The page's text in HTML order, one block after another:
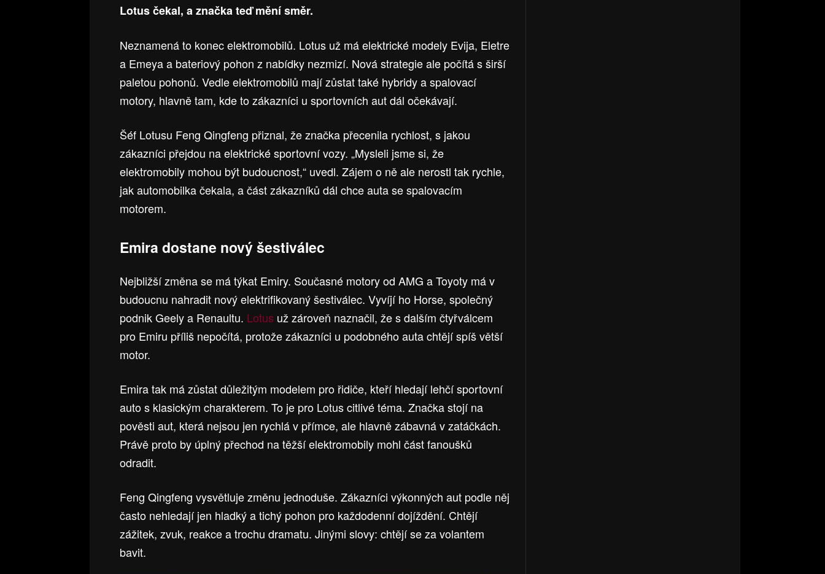
Lotus čekal, a značka teď mění směr.
Neznamená to konec elektromobilů. Lotus už má elektrické modely Evija, Eletre
a Emeya a bateriový pohon z nabídky nezmizí. Nová strategie ale počítá s širší
paletou pohonů. Vedle elektromobilů mají zůstat také hybridy a spalovací
motory, hlavně tam, kde to zákazníci u sportovních aut dál očekávají.
Šéf Lotusu Feng Qingfeng přiznal, že značka přecenila rychlost, s jakou
zákazníci přejdou na elektrické sportovní vozy. „Mysleli jsme si, že
elektromobily mohou být budoucnost,“ uvedl. Zájem o ně ale nerostl tak rychle,
jak automobilka čekala, a část zákazníků dál chce auta se spalovacím
motorem.
Emira dostane nový šestiválec
Nejbližší změna se má týkat Emiry. Současné motory od AMG a Toyoty má v
budoucnu nahradit nový elektrifikovaný šestiválec. Vyvíjí ho Horse, společný
podnik Geely a Renaultu. Lotus už zároveň naznačil, že s dalším čtyřválcem
pro Emiru příliš nepočítá, protože zákazníci u podobného auta chtějí spíš větší
motor.
Emira tak má zůstat důležitým modelem pro řidiče, kteří hledají lehčí sportovní
auto s klasickým charakterem. To je pro Lotus citlivé téma. Značka stojí na
pověsti aut, která nejsou jen rychlá v přímce, ale hlavně zábavná v zatáčkách.
Právě proto by úplný přechod na těžší elektromobily mohl část fanoušků
odradit.
Feng Qingfeng vysvětluje změnu jednoduše. Zákazníci výkonných aut podle něj
často nehledají jen hladký a tichý pohon pro každodenní dojíždění. Chtějí
zážitek, zvuk, reakce a trochu dramatu. Jinými slovy: chtějí se za volantem
bavit.